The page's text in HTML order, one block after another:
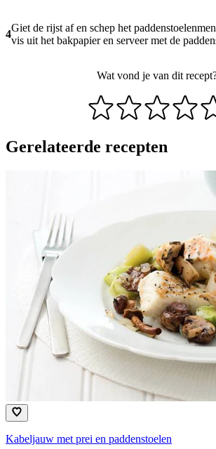
4
Giet de rijst af en schep het
vis uit het bakpapier en serveer met de
Wat vond je van dit
Gerelateerde recepten
Kabeljauw met prei en paddenstoelen